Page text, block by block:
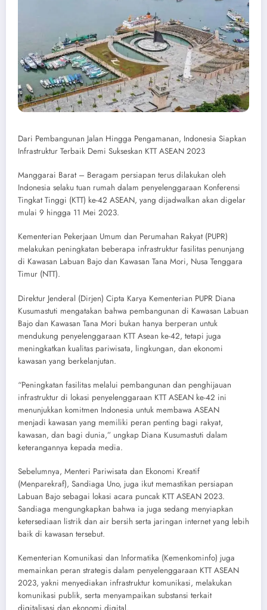
Dari Pembangunan Jalan Hingga Pengamanan, Indonesia Siapkan
Infrastruktur Terbaik Demi Sukseskan KTT ASEAN 2023
Manggarai Barat – Beragam persiapan terus dilakukan oleh
Indonesia selaku tuan rumah dalam penyelenggaraan Konferensi
Tingkat Tinggi (KTT) ke-42 ASEAN, yang dijadwalkan akan digelar
mulai 9 hingga 11 Mei 2023.
Kementerian Pekerjaan Umum dan Perumahan Rakyat (PUPR)
melakukan peningkatan beberapa infrastruktur fasilitas penunjang
di Kawasan Labuan Bajo dan Kawasan Tana Mori, Nusa Tenggara
Timur (NTT).
Direktur Jenderal (Dirjen) Cipta Karya Kementerian PUPR Diana
Kusumastuti mengatakan bahwa pembangunan di Kawasan Labuan
Bajo dan Kawasan Tana Mori bukan hanya berperan untuk
mendukung penyelenggaraan KTT Asean ke-42, tetapi juga
meningkatkan kualitas pariwisata, lingkungan, dan ekonomi
kawasan yang berkelanjutan.
“Peningkatan fasilitas melalui pembangunan dan penghijauan
infrastruktur di lokasi penyelenggaraan KTT ASEAN ke-42 ini
menunjukkan komitmen Indonesia untuk membawa ASEAN
menjadi kawasan yang memiliki peran penting bagi rakyat,
kawasan, dan bagi dunia,” ungkap Diana Kusumastuti dalam
keterangannya kepada media.
Sebelumnya, Menteri Pariwisata dan Ekonomi Kreatif
(Menparekraf), Sandiaga Uno, juga ikut memastikan persiapan
Labuan Bajo sebagai lokasi acara puncak KTT ASEAN 2023.
Sandiaga mengungkapkan bahwa ia juga sedang menyiapkan
ketersediaan listrik dan air bersih serta jaringan internet yang lebih
baik di kawasan tersebut.
Kementerian Komunikasi dan Informatika (Kemenkominfo) juga
memainkan peran strategis dalam penyelenggaraan KTT ASEAN
2023, yakni menyediakan infrastruktur komunikasi, melakukan
komunikasi publik, serta menyampaikan substansi terkait